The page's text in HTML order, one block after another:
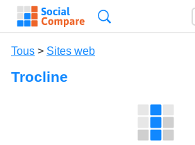
Tous > Sites web
Trocline